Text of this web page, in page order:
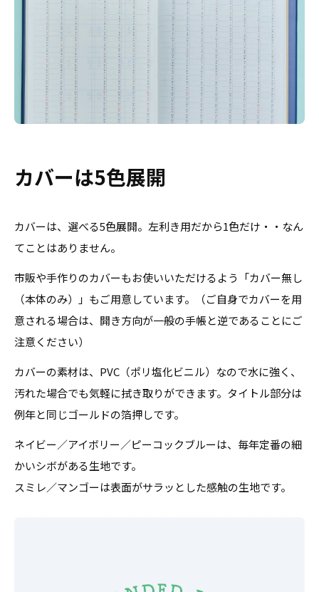
カバーは5色展開
カバーは、選べる5色展開。左利き用だから1色だけ・・なん
てことはありません。
市販や手作りのカバーもお使いいただけるよう「カバー無し
（本体のみ）」もご用意しています。（ご自身でカバーを用
意される場合は、開き方向が一般の手帳と逆であることにご
注意ください）
カバーの素材は、PVC（ポリ塩化ビニル）なので水に強く、
汚れた場合でも気軽に拭き取りができます。タイトル部分は
例年と同じゴールドの箔押しです。
ネイビー／アイボリー／ピーコックブルーは、毎年定番の細
かいシボがある生地です。
スミレ／マンゴーは表面がサラッとした感触の生地です。